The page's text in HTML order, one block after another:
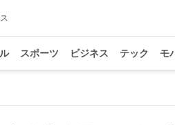
スポーツ ビジネス テック モ